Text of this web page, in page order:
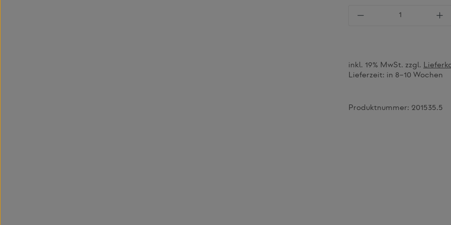
Produkt Anzahl:
inkl. 19% MwSt. zzgl.
Lieferzeit: in 8–10 Wochen
Produktnummer: 201535.5